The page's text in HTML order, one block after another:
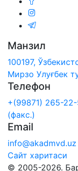
Манзил
100197,
Мирзо Улуғбек
Телефон
+(99871) 265-22-
(факс.)
Email
info@akadmvd.uz
Сайт харитаси
© 2005-2026.